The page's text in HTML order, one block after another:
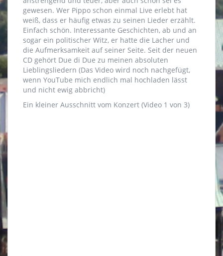
gewesen. Wer Pippo schon einmal Live erlebt hat
weiß, dass er häufig etwas zu seinen Lieder erzählt.
Einfach schön. Interessante Geschichten, ab und an
sogar ein politischer Witz, er hatte die Lacher und
die Aufmerksamkeit auf seiner Seite. Seit der neuen
CD gehört Due di Due zu meinen absoluten
Lieblingsliedern (Das Video wird noch nachgefügt,
wenn YouTube mich endlich mal hochladen lässt
und nicht ewig abbricht)
Ein kleiner Ausschnitt vom Konzert (Video 1 von 3)